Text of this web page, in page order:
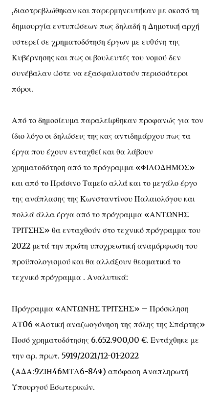
,διαστρεβλώθηκαν και παρερμηνευτήκαν με σκοπό τη
δημιουργία εντυπώσεων πως δηλαδή η Δημοτική αρχή
υστερεί σε χρηματοδότηση έργων με ευθύνη της
Κυβέρνησης και πως οι βουλευτές του νομού δεν
συνέβαλαν ώστε να εξασφαλιστούν περισσότεροι
πόροι.
Από το δημοσίευμα παραλείφθηκαν προφανώς για τον
ίδιο λόγο οι δηλώσεις της κας αντιδημάρχου πως τα
έργα που έχουν ενταχθεί και θα λάβουν
χρηματοδότηση από το πρόγραμμα «ΦΙΛΟΔΗΜΟΣ»
και από το Πράσινο Ταμείο αλλά και το μεγάλο έργο
της ανάπλασης της Κωνσταντίνου Παλαιολόγου και
πολλά άλλα έργα από το πρόγραμμα «ΑΝΤΩΝΗΣ
ΤΡΙΤΣΗΣ» θα ενταχθούν στο τεχνικό πρόγραμμα του
2022 μετά την πρώτη υποχρεωτική αναμόρφωση του
προϋπολογισμού και θα αλλάξουν θεαματικά το
τεχνικό πρόγραμμα . Αναλυτικά:
Πρόγραμμα «ΑΝΤΩΝΗΣ ΤΡΙΤΣΗΣ» – Πρόσκληση
ΑΤ06 «Αστική αναζωογόνηση της πόλης της Σπάρτης»
Ποσό χρηματοδότησης 6.652.900,00 €. Εντάχθηκε με
την αρ. πρωτ. 5919/2021/12-01-2022
(ΑΔΑ:9ΖΙΗ46ΜΤΛ6-84Ψ) απόφαση Αναπληρωτή
Υπουργού Εσωτερικών.